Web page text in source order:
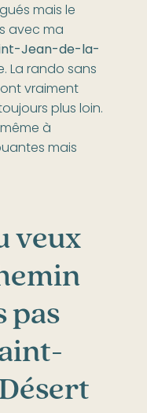
mais le
avec ma
Jean-de-la-
La rando sans
vraiment
plus loin.
à
mais
veux
pas